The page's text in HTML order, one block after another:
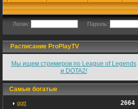
Логин: Пароль:
Расписание ProPlayTV
Мы ищем стримеров по League of Legends
и DOTA2!
Самые богатые
ggtt 2664